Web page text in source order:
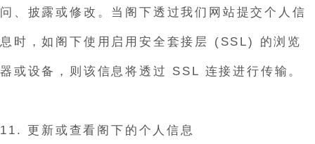
问、披露或修改。当阁下透过我们网站提交个人信
息时，如阁下使用启用安全套接层 (SSL) 的浏览
器或设备，则该信息将透过 SSL 连接进行传输。
11. 更新或查看阁下的个人信息